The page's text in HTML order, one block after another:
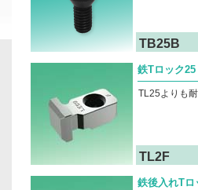
TB25B
鉄Tロック25
TL25よりも
TL2F
鉄後入れTロ